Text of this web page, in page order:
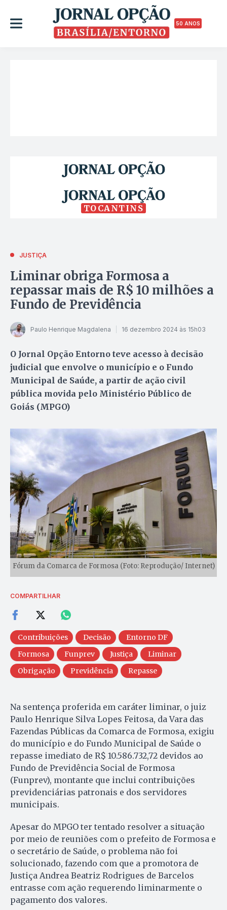
50 ANOS
TOCANTINS
JUSTIÇA
Liminar obriga Formosa a
repassar mais de R$ 10 milhões a
Fundo de Previdência
Paulo Henrique Magdalena 16 dezembro 2024 às 15h03
O Jornal Opção Entorno teve acesso à decisão
judicial que envolve o município e o Fundo
Municipal de Saúde, a partir de ação civil
pública movida pelo Ministério Público de
Goiás (MPGO)
Fórum da Comarca de Formosa (Foto: Reprodução/ Internet)
COMPARTILHAR
Contribuições Decisão
Entorno DF
Formosa
Funprev Justiça
Liminar
Obrigação
Previdência Repasse
Na sentença proferida em caráter liminar, o juiz
Paulo Henrique Silva Lopes Feitosa, da Vara das
Fazendas Públicas da Comarca de Formosa, exigiu
do município e do Fundo Municipal de Saúde o
repasse imediato de R$ 10.586.732,72 devidos ao
Fundo de Previdência Social de Formosa
(Funprev), montante que inclui contribuições
previdenciárias patronais e dos servidores
municipais.
Apesar do MPGO ter tentado resolver a situação
por meio de reuniões com o prefeito de Formosa e
o secretário de Saúde, o problema não foi
solucionado, fazendo com que a promotora de
Justiça Andrea Beatriz Rodrigues de Barcelos
entrasse com ação requerendo liminarmente o
pagamento dos valores.